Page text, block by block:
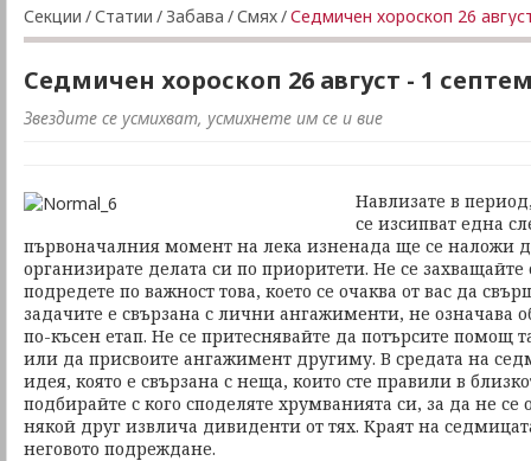
Секции /Статии / Забава /Смях/Седмичен хороскоп 26
Седмичен хороскоп 26 август - 1
Звездите се усмихват, усмихнете им се и вие
Навлизате в
се изсипват една
първоначалния момент на лека изненада ще се наложи
организирате делата си по приоритети. Не се
подредете по важност това, което се очаква от вас да
задачите е свързана с лични ангажименти, не означава
по-късен етап. Не се притеснявайте да потърсите помощ
или да присвоите ангажимент другиму. В средата на
идея, която е свързана с неща, които сте правили в
подбирайте с кого споделяте хрумванията си, за да не
някой друг извлича дивиденти от тях. Краят на
неговото подреждане.